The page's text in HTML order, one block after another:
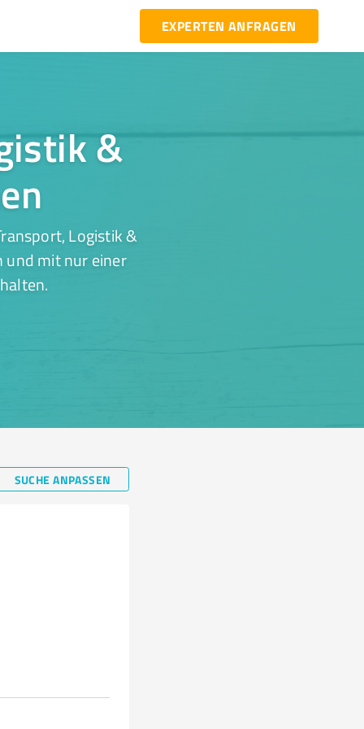
EXPERTEN ANFRAGEN
&
Logistik &
und mit nur einer
SUCHE ANPASSEN